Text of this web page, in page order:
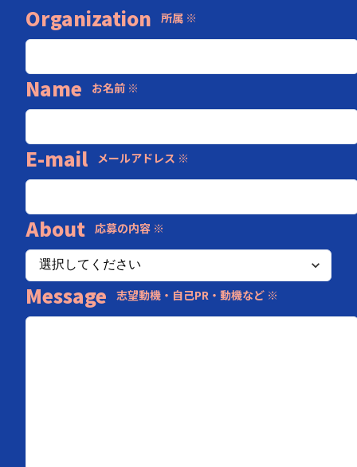
Organization 所属 ※
Name お名前 ※
E-mail メールアドレス ※
About 応募の内容 ※
Message 志望動機・自己PR・動機など ※